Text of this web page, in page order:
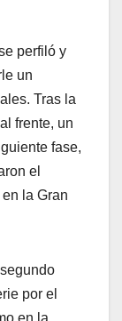
perfiló y
un
Tras la
frente, un
fase,
el
la Gran
por el
en la